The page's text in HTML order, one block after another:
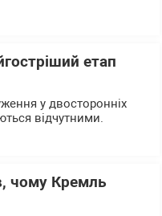
етап
у двосторонніх
відчутними.
чому Кремль